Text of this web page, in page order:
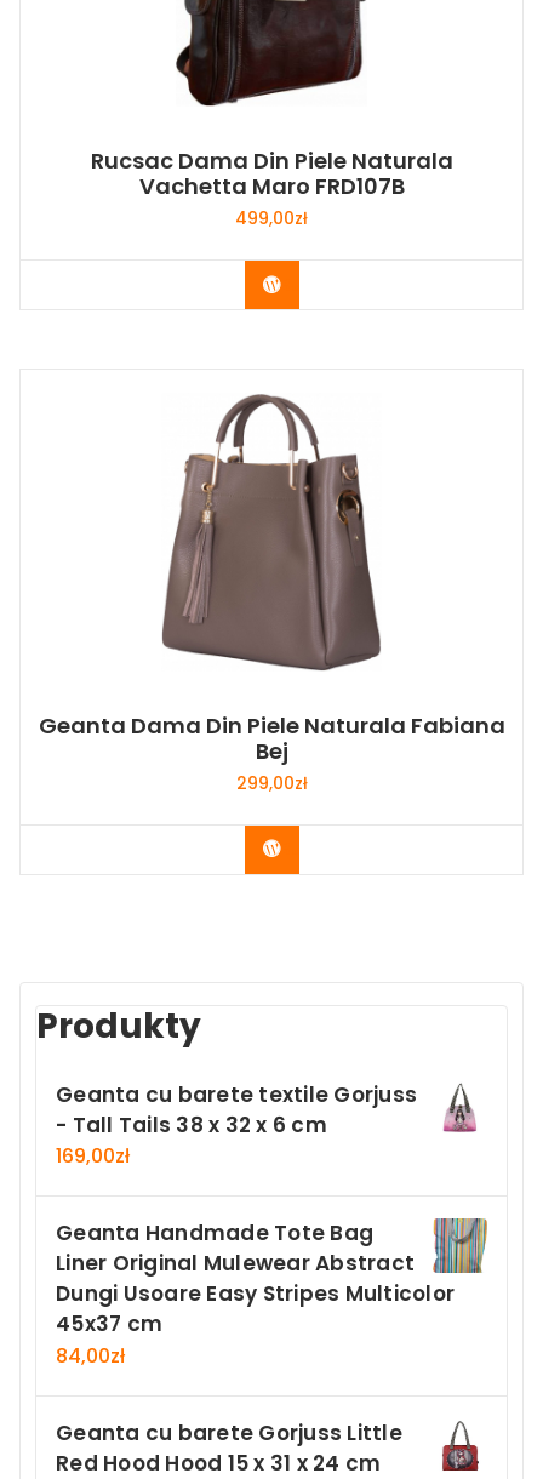
Rucsac Dama Din Piele Naturala
Vachetta Maro FRD107B
499,00zł
Buy Now
Geanta Dama Din Piele Naturala Fabiana
Bej
299,00zł
Buy Now
Produkty
Geanta cu barete textile Gorjuss
- Tall Tails 38 x 32 x 6 cm
169,00zł
Geanta Handmade Tote Bag
Liner Original Mulewear Abstract
Dungi Usoare Easy Stripes Multicolor
45x37 cm
84,00zł
Geanta cu barete Gorjuss Little
Red Hood Hood 15 x 31 x 24 cm